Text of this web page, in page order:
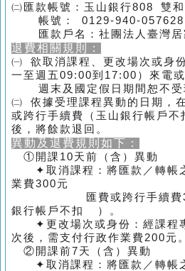
㈡匯款帳號：玉山銀行808 雙
帳號： 0129-940-057628
匯款戶名：社團法人臺灣居
退費相關規則：
㈠ 欲取消課程、更改場次或身
一至週五09:00到17:00）來電
週末及國定假日期間恕不受
㈡ 依據受理課程異動的日期，
或跨行手續費（玉山銀行帳戶不
後，將餘款退回。
異動及退費規則如下：
①開課10天前（含）異動
✦取消課程：將匯款／轉帳
業費300元
匯費或跨行手續費30
銀行帳戶不扣 ）。
✦更改場次或身份：經課程
次後，需支付行政作業費200元。
②開課前7天（含）異動
✦取消課程：將匯款／轉帳